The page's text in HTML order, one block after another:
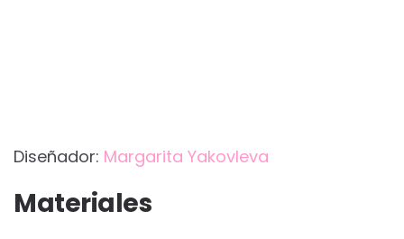
Diseñador: Margarita Yakovleva
Materiales